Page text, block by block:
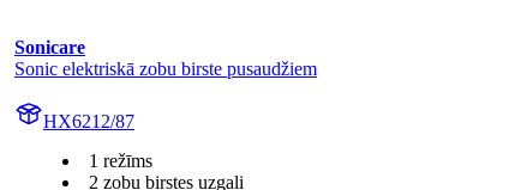
Sonicare
Sonic elektriskā zobu birste pusaudžiem
HX6212/87
1 režīms
2 zobu birstes uzgaļi